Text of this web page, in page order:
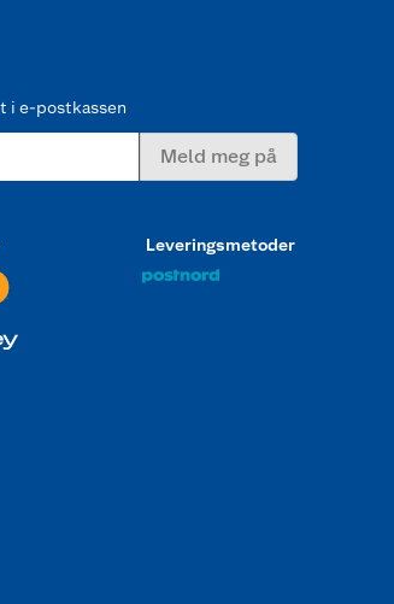
i e-postkassen
Meld meg på
Leveringsmetoder